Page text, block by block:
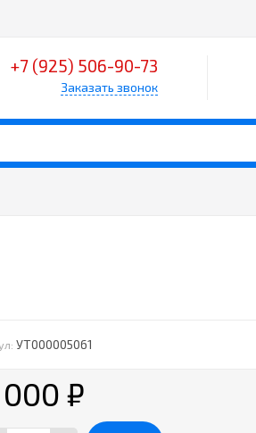
+7 (925) 506-90-73
Заказать звонок
УТ000005061
000₽